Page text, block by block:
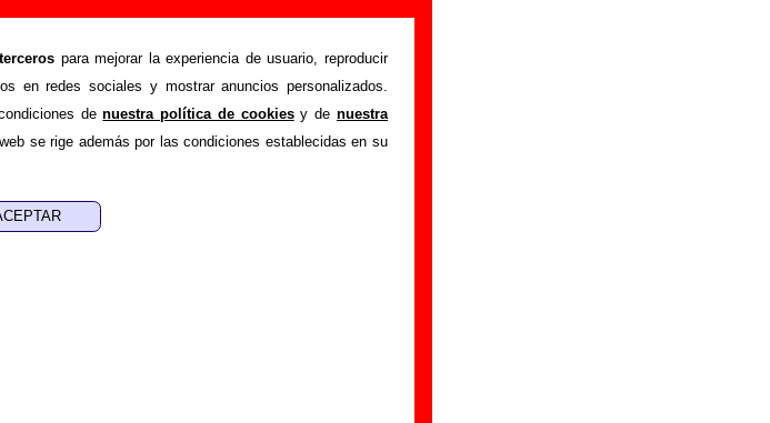
para mejorar la experiencia de usuario, reproducir
en redes sociales y mostrar anuncios personalizados.
denuestra política de cookiesy denuestra
se rige además por las condiciones establecidas en su
DVD, 2002) - Los Planetas
de la Navidad
sobre eldisco “El espíritu de la Navidad”
de canciones incluidas en el disco, también se
a medida que estén disponibles: los datos
mezclas y la masterización), información sobre